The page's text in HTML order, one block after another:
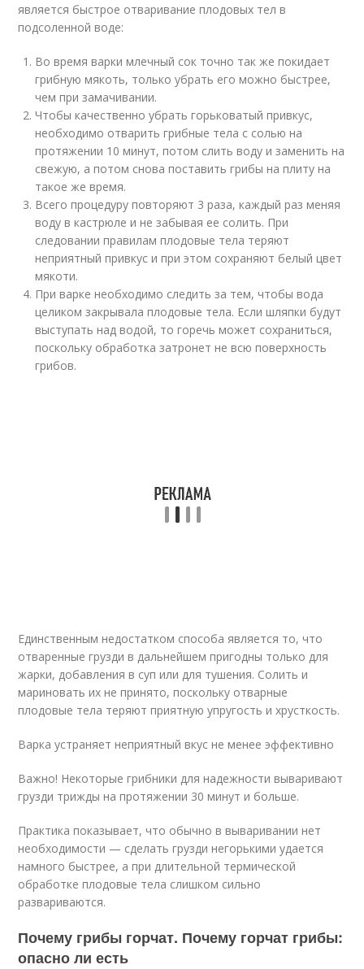
является быстрое отваривание плодовых тел в
подсоленной воде:
Во время варки млечный сок точно так же покидает
грибную мякоть, только убрать его можно быстрее,
чем при замачивании.
Чтобы качественно убрать горьковатый привкус,
необходимо отварить грибные тела с солью на
протяжении 10 минут, потом слить воду и заменить на
свежую, а потом снова поставить грибы на плиту на
такое же время.
Всего процедуру повторяют 3 раза, каждый раз меняя
воду в кастрюле и не забывая ее солить. При
следовании правилам плодовые тела теряют
неприятный привкус и при этом сохраняют белый цвет
мякоти.
При варке необходимо следить за тем, чтобы вода
целиком закрывала плодовые тела. Если шляпки будут
выступать над водой, то горечь может сохраниться,
поскольку обработка затронет не всю поверхность
грибов.
Единственным недостатком способа является то, что
отваренные грузди в дальнейшем пригодны только для
жарки, добавления в суп или для тушения. Солить и
мариновать их не принято, поскольку отварные
плодовые тела теряют приятную упругость и хрусткость.
Варка устраняет неприятный вкус не менее эффективно
Важно! Некоторые грибники для надежности вываривают
грузди трижды на протяжении 30 минут и больше.
Практика показывает, что обычно в вываривании нет
необходимости — сделать грузди негорькими удается
намного быстрее, а при длительной термической
обработке плодовые тела слишком сильно
развариваются.
Почему грибы горчат. Почему горчат грибы:
опасно ли есть